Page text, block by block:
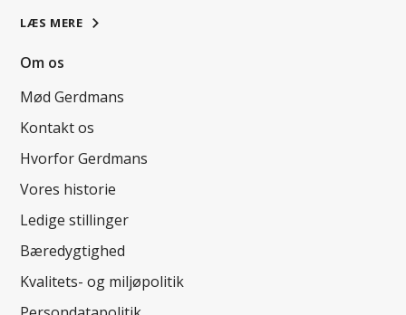
LÆS MERE
Om os
Mød Gerdmans
Kontakt os
Hvorfor Gerdmans
Vores historie
Ledige stillinger
Bæredygtighed
Kvalitets- og miljøpolitik